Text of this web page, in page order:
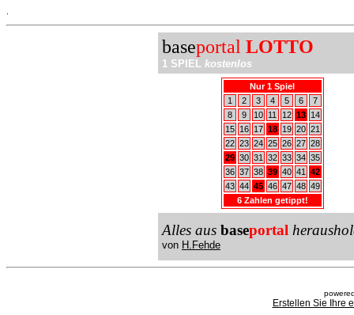
baseportal LOTTO
1 SPIEL kostenlos
Nur 1 Spiel
1
2 3 4 5 6
7
8
9 10 11 12 13
14
15
16 17 18 19 20 21
22 23 24 25 26 27 28
29 30 31 32 33 34 35
36 37 38 39 40 41
42
43 44 45 46 47 48 49
6 Zahlen getippt!
Alles aus baseportal
von H.Fehde
Erstellen Sie Ihre